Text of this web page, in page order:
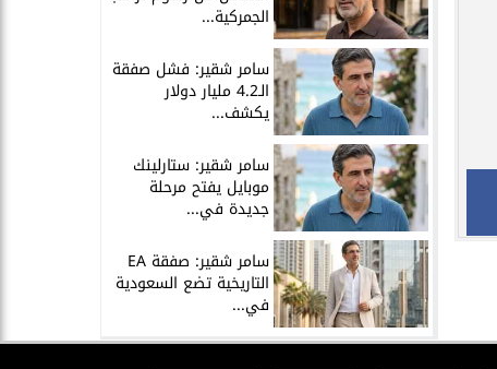
الجمركية...
سامر شقير: فشل صفقة
الـ4.2 مليار دولار
يكشف...
سامر شقير: ستارلينك
موبايل يفتح مرحلة
جديدة في...
سامر شقير: صفقة EA
التاريخية تضع السعودية
في...